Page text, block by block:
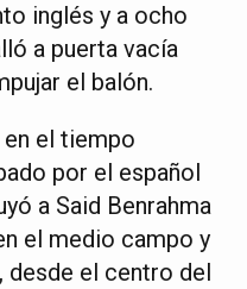
inglés y a ocho
a puerta vacía
el balón.
el tiempo
por el español
a Said Benrahma
el medio campo y
desde el centro del